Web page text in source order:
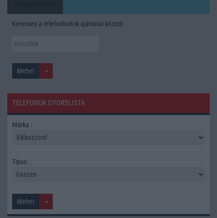
Keressen a telefonboltok ajánlatai között!
TELEFONOK GYORSLISTA
Márka :
Tipus :